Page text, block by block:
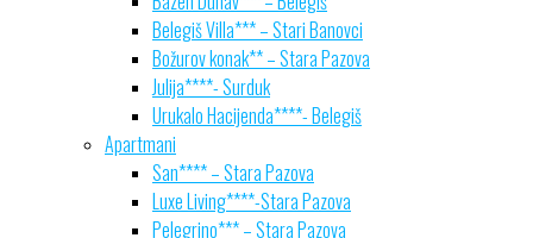
Belegiš Villa*** – Stari Banovci
Božurov konak** – Stara Pazova
Julija****- Surduk
Urukalo Hacijenda****- Belegiš
Apartmani
San**** – Stara Pazova
Luxe Living****-Stara Pazova
Pelegrino*** – Stara Pazova